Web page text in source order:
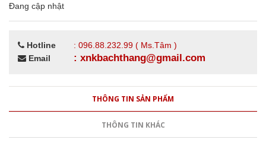
Đang cập nhật
Hotline
: 096.88.232.99 ( Ms.Tâm )
Email
: xnkbachthang@gmail.com
THÔNG TIN SẢN PHẨM
THÔNG TIN KHÁC